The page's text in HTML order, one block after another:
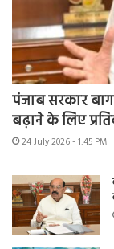
पंजाब सरकार
बढ़ाने के लिए
24 July 2026 - 1:45 PM